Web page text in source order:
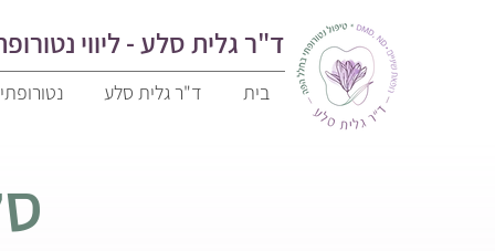
ד"ר גלית סלע - ליווי
בית ד"ר גלית סלע